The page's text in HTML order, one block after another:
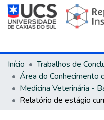
Início